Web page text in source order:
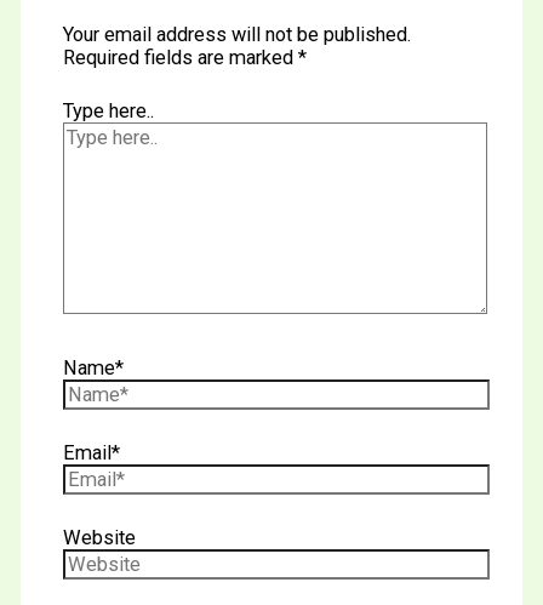
Your email address will not be published.
Required fields are marked *
Type here..
Name*
Email*
Website